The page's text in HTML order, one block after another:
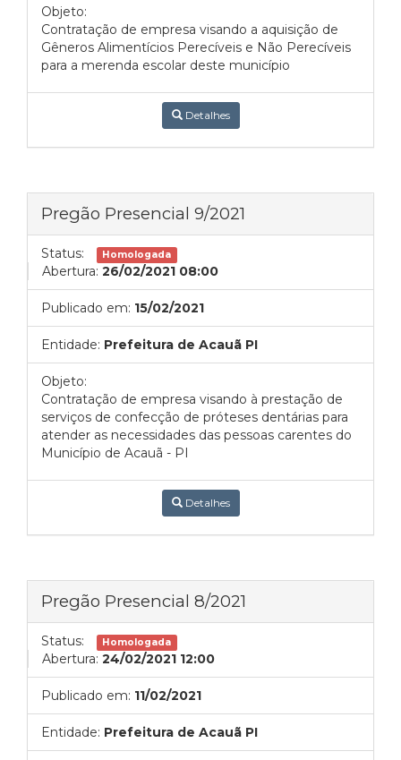
Objeto:
Contratação de empresa visando a aquisição de
Gêneros Alimentícios Perecíveis e Não Perecíveis
para a merenda escolar deste município
Detalhes
Pregão Presencial 9/2021
Status: Homologada
Abertura: 26/02/2021 08:00
Publicado em: 15/02/2021
Entidade: Prefeitura de Acauã PI
Objeto:
Contratação de empresa visando à prestação de
serviços de confecção de próteses dentárias para
atender as necessidades das pessoas carentes do
Município de Acauã - PI
Detalhes
Pregão Presencial 8/2021
Status: Homologada
Abertura: 24/02/2021 12:00
Publicado em: 11/02/2021
Entidade: Prefeitura de Acauã PI